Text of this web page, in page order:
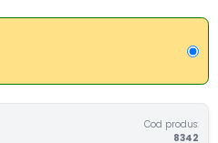
Cod produs:
8342